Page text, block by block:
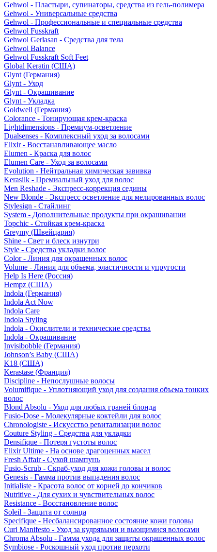
Gehwol - Пластыри, супинаторы, средства из гель-полимера
Gehwol - Универсальные средства
Gehwol - Профессиональные и специальные средства
Gehwol Fusskraft
Gehwol Gerlasan - Средства для тела
Gehwol Balance
Gehwol Fusskraft Soft Feet
Global Keratin (США)
Glynt (Германия)
Glynt - Уход
Glynt - Окрашивание
Glynt - Укладка
Goldwell (Германия)
Colorance - Тонирующая крем-краска
Lightdimensions - Премиум-осветление
Dualsenses - Комплексный уход за волосами
Elixir - Восстанавливающее масло
Elumen - Краска для волос
Elumen Care - Уход за волосами
Evolution - Нейтральная химическая завивка
Kerasilk - Премиальный уход для волос
Men Reshade - Экспресс-коррекция седины
New Blonde - Экспресс осветление для мелированных волос
Stylesign - Стайлинг
System - Дополнительные продукты при окрашивании
Topchic - Стойкая крем-краска
Greymy (Швейцария)
Shine - Свет и блеск изнутри
Style - Средства укладки волос
Color - Линия для окрашенных волос
Volume - Линия для объема, эластичности и упругости
Help Is Here (Россия)
Hempz (США)
Indola (Германия)
Indola Act Now
Indola Care
Indola Styling
Indola - Окислители и технические средства
Indola - Окрашивание
Invisibobble (Германия)
Johnson’s Baby (США)
K18 (США)
Kerastase (Франция)
Discipline - Непослушные волосы
Volumifique - Уплотняющий уход для создания объема тонких
волос
Blond Absolu - Уход для любых граней блонда
Fusio-Dose - Молекулярные коктейли для волос
Chronologiste - Искусство ревитализации волос
Couture Styling - Средства для укладки
Densifique - Потеря густоты волос
Elixir Ultime - На основе драгоценных масел
Fresh Affair - Сухой шампунь
Fusio-Scrub - Скраб-уход для кожи головы и волос
Genesis - Гамма против выпадения волос
Initialiste - Красота волос от корней до кончиков
Nutritive - Для сухих и чувствительных волос
Resistance - Восстановление волос
Soleil - Защита от солнца
Specifique - Несбалансированное состояние кожи головы
Curl Manifesto - Уход за кудрявыми и вьющимися волосами
Chroma Absolu - Гамма ухода для защиты окрашенных волос
Symbiose - Роскошный уход против перхоти